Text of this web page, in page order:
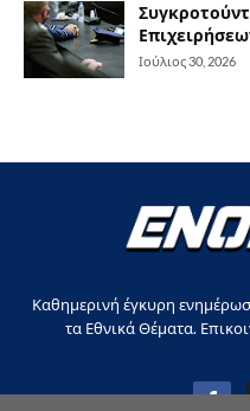
Ιούλιος 30, 2026
Καθημερινή έγκυρη
τα Εθνικά Θέματα.